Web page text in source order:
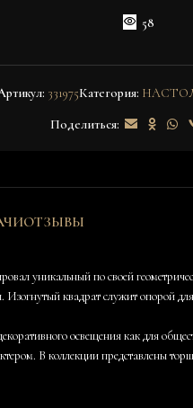
58
331975Категория:
Поделиться:
ОТЗЫВЫ
уникальный по своей
квадрат служит опорой
освещения как для
В коллекции представлены